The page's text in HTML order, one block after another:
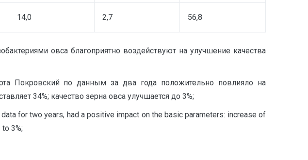
14,0 2,7 56,8
овса благоприятно воздействуют на улучшение качества
Покровский по данным за два года положительно повлияло на
34%; качество зерна овса улучшается до 3%;
for two years, had a positive impact on the basic parameters: increase of
3%;